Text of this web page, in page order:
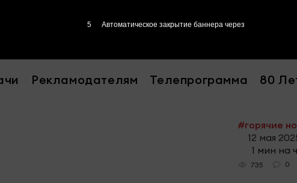
Рекламодателям Телепрограмма 80
#горячие
12 мая
1 мин на
735 0
4 Автоматическое закрытие баннера через